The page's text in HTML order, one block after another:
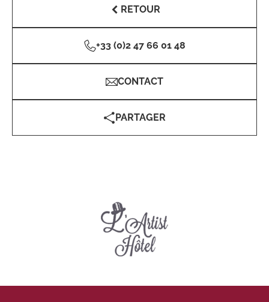
RETOUR
+33 (0)2 47 66 01 48
CONTACT
PARTAGER